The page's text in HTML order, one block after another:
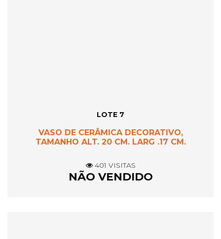
LOTE 7
VASO DE CERÂMICA DECORATIVO,
TAMANHO ALT. 20 CM. LARG .17 CM.
401 VISITAS
NÃO VENDIDO